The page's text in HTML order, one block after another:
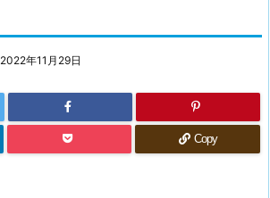
2022年11月29日
Copy